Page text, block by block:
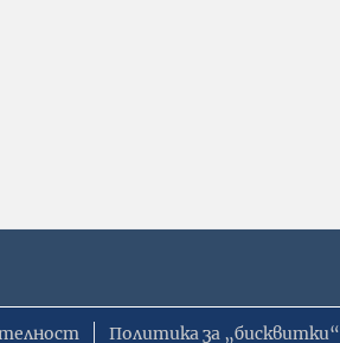
Политика за „бисквитки“